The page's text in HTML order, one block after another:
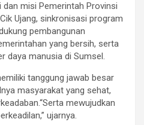
misi Pemerintah Provinsi
Ujang, sinkronisasi program
pembangunan
yang bersih, serta
daya manusia di Sumsel.
tanggung jawab besar
masyarakat yang sehat,
mewujudkan
ujarnya.